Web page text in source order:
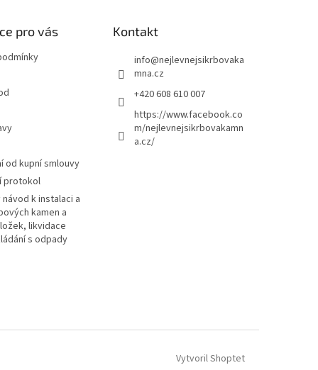
pro vás
od kupní smlouvy
protokol
k instalaci a
kamen a
likvidace
s odpady
Kontakt
info@nejlevnejsikrbovaka
mna.cz
+420 608 610 007
https://www.facebook.co
m/nejlevnejsikrbovakamn
a.cz/
Vytvoril Shoptet